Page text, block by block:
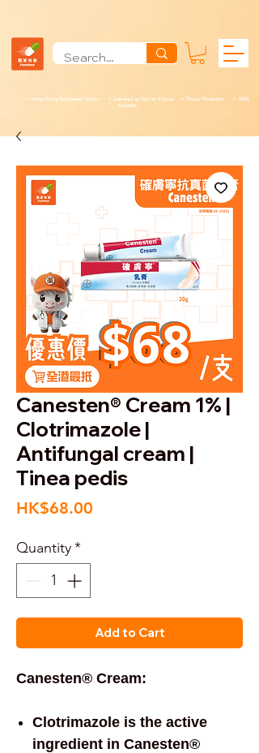
✓ Hong Kong Registered Doctor ✓ Delivered as Fast as 4 hours ✓ Privacy Protection ✓ 100%
Authentic
Canesten® Cream 1% |
Clotrimazole |
Antifungal cream |
Tinea pedis
HK$68.00
Quantity*
Add to Cart
Canesten® Cream:
Clotrimazole is the active
ingredient in Canesten®